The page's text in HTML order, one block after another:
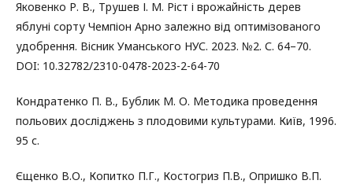
Яковенко Р. В., Трушев І. М. Ріст і врожайність дерев
яблуні сорту Чемпіон Арно залежно від оптимізованого
удобрення. Вісник Уманського НУС. 2023. №2. С. 64–70.
DOI: 10.32782/2310-0478-2023-2-64-70
Кондратенко П. В., Бублик М. О. Методика проведення
польових досліджень з плодовими культурами. Київ, 1996.
95 с.
Єщенко В.О., Копитко П.Г., Костогриз П.В., Опришко В.П.